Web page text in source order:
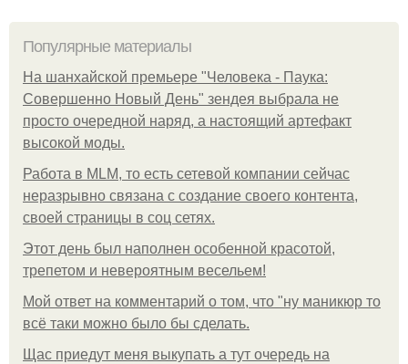
Популярные материалы
На шанхайской премьере "Человека - Паука:
Совершенно Новый День" зендея выбрала не
просто очередной наряд, а настоящий артефакт
высокой моды.
Работа в MLM, то есть сетевой компании сейчас
неразрывно связана с создание своего контента,
своей страницы в соц сетях.
Этот день был наполнен особенной красотой,
трепетом и невероятным весельем!
Мой ответ на комментарий о том, что "ну маникюр то
всё таки можно было бы сделать.
Щас приедут меня выкупать а тут очередь на